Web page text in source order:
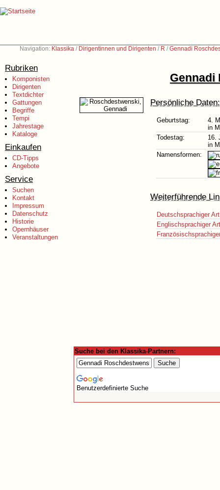
Navigation: Klassika / Dirigentinnen und Dirigenten / R /Gennadi
Rubriken
Komponisten
Dirigenten
Textdichter
Gattungen
Begriffe
Tempi
Jahrestage
Kataloge
Einkaufen
CD-Tipps
Angebote
Service
Suchen
Kontakt
Impressum
Datenschutz
Historie
Opernhäuser
Veranstaltungen
Gennadi
Persönliche Daten:
Geburtstag:
4.
in
Todestag:
16.
in
Namensformen:
Weiterführende
Deutschsprachiger
Englischsprachiger
Suche bei den Klassika-Partnern:
Benutzerdefinierte Suche